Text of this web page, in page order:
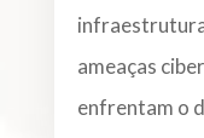
ameaças
enfrentam o